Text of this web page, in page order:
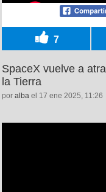
7
SpaceX vuelve a
la Tierra
por alba el 17 ene 2025, 11:26